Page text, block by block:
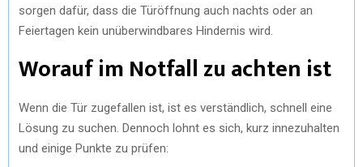
sorgen dafür, dass die Türöffnung auch nachts oder an
Feiertagen kein unüberwindbares Hindernis wird.
Worauf im Notfall zu achten ist
Wenn die Tür zugefallen ist, ist es verständlich, schnell eine
Lösung zu suchen. Dennoch lohnt es sich, kurz innezuhalten
und einige Punkte zu prüfen: